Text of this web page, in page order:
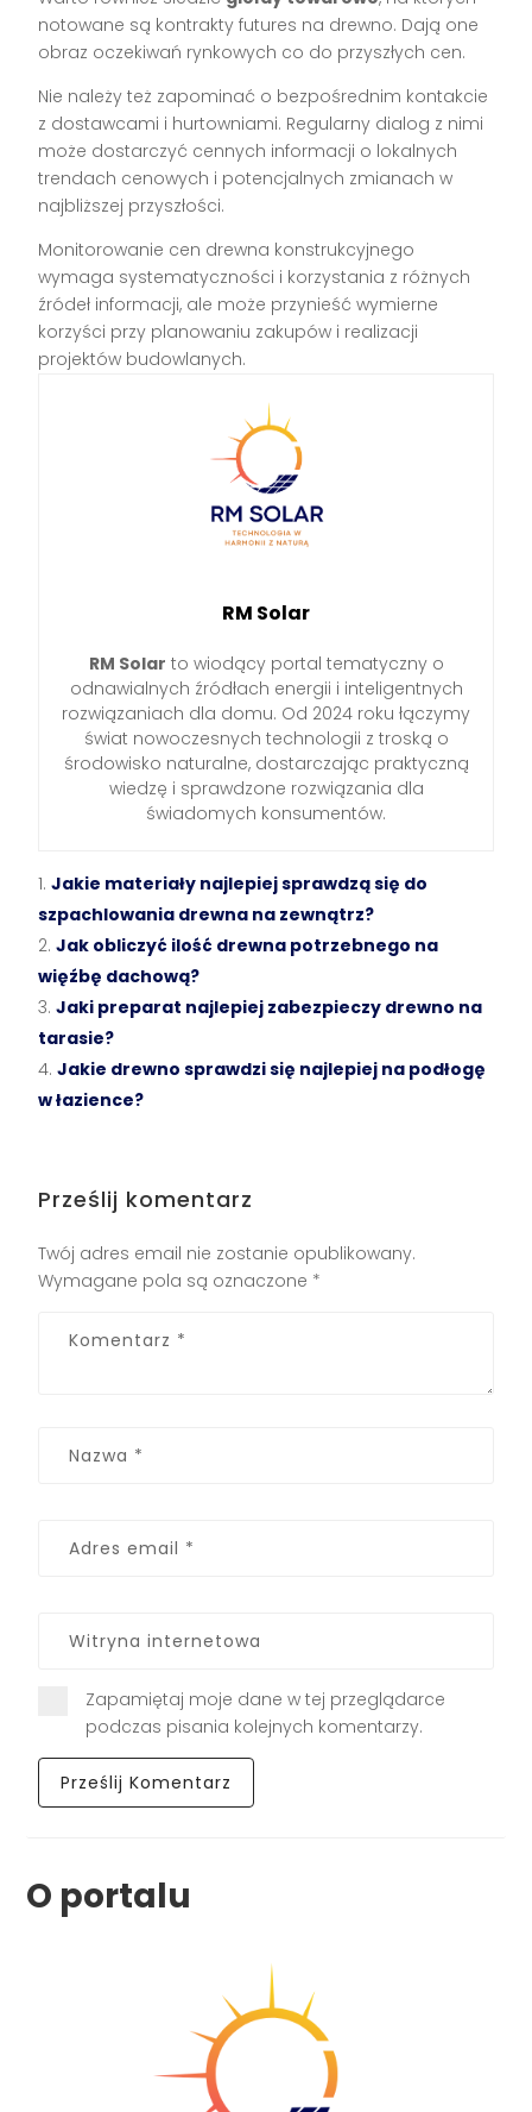
notowane są kontrakty futures na drewno. Dają one
obraz oczekiwań rynkowych co do przyszłych cen.
Nie należy też zapominać o bezpośrednim kontakcie
z dostawcami i hurtowniami. Regularny dialog z nimi
może dostarczyć cennych informacji o lokalnych
trendach cenowych i potencjalnych zmianach w
najbliższej przyszłości.
Monitorowanie cen drewna konstrukcyjnego
wymaga systematyczności i korzystania z różnych
źródeł informacji, ale może przynieść wymierne
korzyści przy planowaniu zakupów i realizacji
projektów budowlanych.
RM Solar
RM Solar to wiodący portal tematyczny o
odnawialnych źródłach energii i inteligentnych
rozwiązaniach dla domu. Od 2024 roku łączymy
świat nowoczesnych technologii z troską o
środowisko naturalne, dostarczając praktyczną
wiedzę i sprawdzone rozwiązania dla
świadomych konsumentów.
Jakie materiały najlepiej sprawdzą się do
szpachlowania drewna na zewnątrz?
Jak obliczyć ilość drewna potrzebnego na
więźbę dachową?
Jaki preparat najlepiej zabezpieczy drewno na
tarasie?
Jakie drewno sprawdzi się najlepiej na podłogę
w łazience?
Prześlij komentarz
Twój adres email nie zostanie opublikowany.
Wymagane pola są oznaczone *
Zapamiętaj moje dane w tej przeglądarce
podczas pisania kolejnych komentarzy.
O portalu